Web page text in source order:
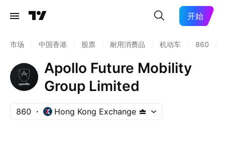
开始
市场 中国香港 股票 耐用消费品 机动车 860
Apollo Future Mobility
Group Limited
860 Hong Kong Exchange